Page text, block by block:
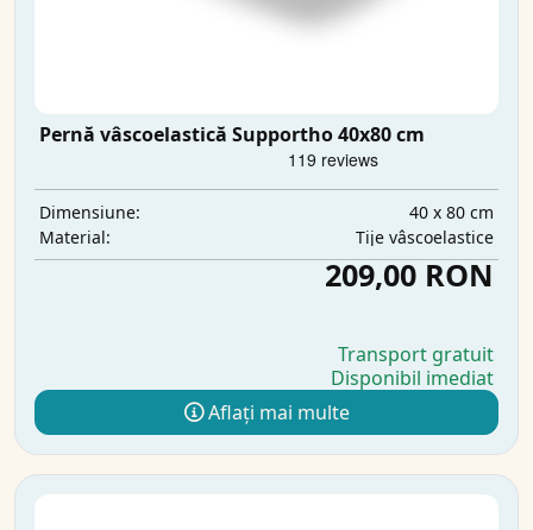
Pernă vâscoelastică Supportho 40x80 cm
Dimensiune:
40 x 80 cm
Material:
Tije vâscoelastice
209,00 RON
Transport gratuit
Disponibil imediat
Aflați mai multe